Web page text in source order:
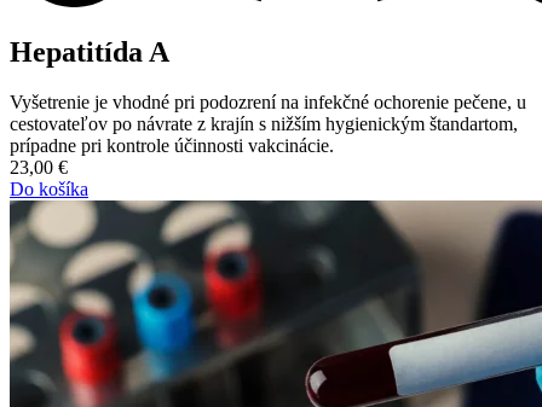
Hepatitída A
Vyšetrenie je vhodné pri podozrení na infekčné ochorenie pečene, u
cestovateľov po návrate z krajín s nižším hygienickým štandartom,
prípadne pri kontrole účinnosti vakcinácie.
23,00 €
Do košíka